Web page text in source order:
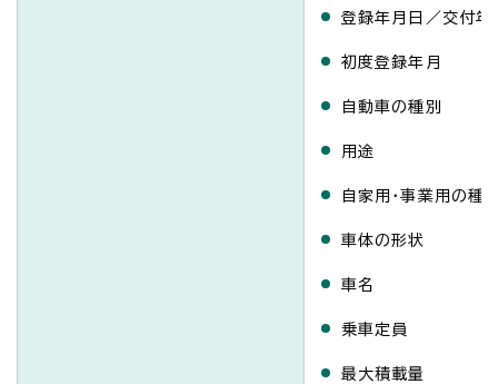
登録年月日／交付年
初度登録年月
自動車の種別
用途
自家用・事業用の種
車体の形状
車名
乗車定員
最大積載量